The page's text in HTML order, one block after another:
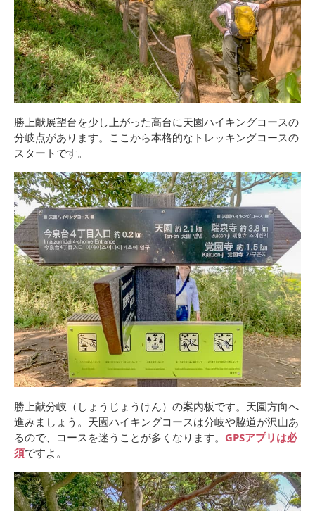
勝上献展望台を少し上がった高台に天園ハイキングコースの
分岐点があります。ここから本格的なトレッキングコースの
スタートです。
勝上献分岐（しょうじょうけん）の案内板です。天園方向へ
進みましょう。天園ハイキングコースは分岐や脇道が沢山あ
るので、コースを迷うことが多くなります。 GPSアプリは必
須ですよ。